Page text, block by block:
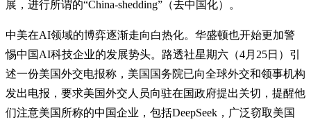
展，进行所谓的“China-shedding”（去中国化）。
中美在AI领域的博弈逐渐走向白热化。华盛顿也开始更加警
惕中国AI科技企业的发展势头。路透社星期六（4月25日）引
述一份美国外交电报称，美国国务院已向全球外交和领事机构
发出电报，要求美国外交人员向驻在国政府提出关切，提醒他
们注意美国所称的中国企业，包括DeepSeek，广泛窃取美国